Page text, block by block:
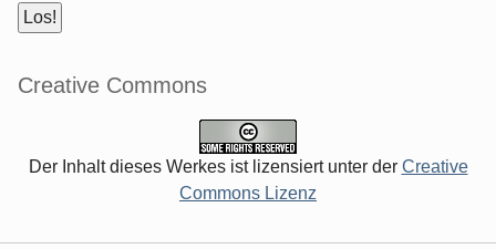
Creative Commons
Der Inhalt dieses Werkes ist lizensiert unter der Creative
Commons Lizenz